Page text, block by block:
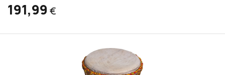
191,99 €